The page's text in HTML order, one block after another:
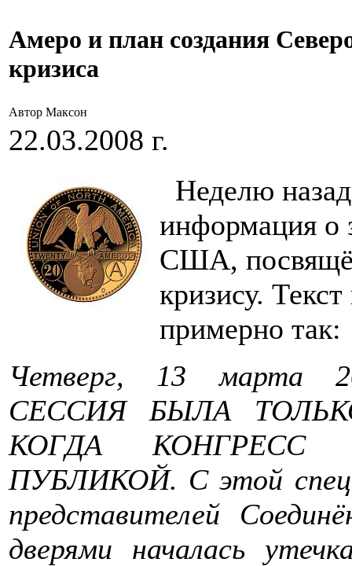
Амеро и план создания
кризиса
Автор Максон
22.03.2008 г.
Неделю
информация о
США,
кризису.
примерно так:
Четверг, 13 марта
СЕССИЯ БЫЛА
КОГДА КОНГРЕСС
ПУБЛИКОЙ. С этой
представителей
дверями началась